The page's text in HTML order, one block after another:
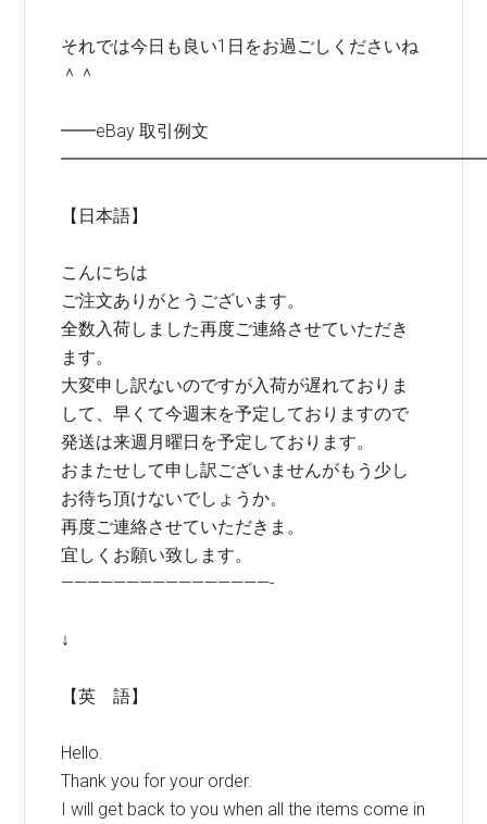
それでは今日も良い1日をお過ごしくださいね
＾＾
━━eBay 取引例文
【日本語】
こんにちは
ご注文ありがとうございます。
全数入荷しました再度ご連絡させていただき
ます。
大変申し訳ないのですが入荷が遅れておりま
して、早くて今週末を予定しておりますので
発送は来週月曜日を予定しております。
おまたせして申し訳ございませんがもう少し
お待ち頂けないでしょうか。
再度ご連絡させていただきま。
宜しくお願い致します。
————————————————-
↓
【英 語】
Hello.
Thank you for your order.
I will get back to you when all the items come in